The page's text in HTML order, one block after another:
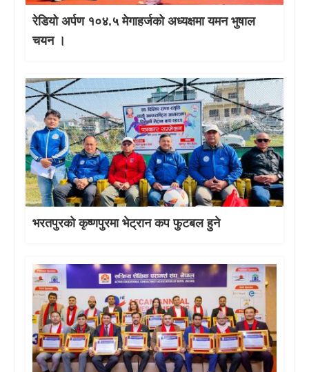
रेडियो अर्पण १०४.५ मेगाहर्जको अध्यक्षमा यमन भुषाल
चयन ।
भरतपुरको कृष्णपुरमा भेट्रान कप फुटबल हुने